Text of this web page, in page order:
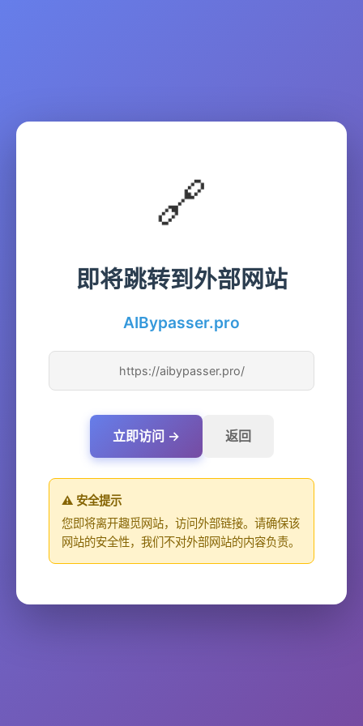
🔗
即将跳转到外部网站
AIBypasser.pro
https://aibypasser.pro/
立即访问 → 返回
⚠️ 安全提示
您即将离开趣觅网站，访问外部链接。请确保该
网站的安全性，我们不对外部网站的内容负责。